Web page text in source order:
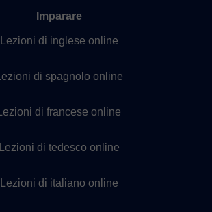
Imparare
Lezioni di inglese online
Lezioni di spagnolo online
Lezioni di francese online
Lezioni di tedesco online
Lezioni di italiano online